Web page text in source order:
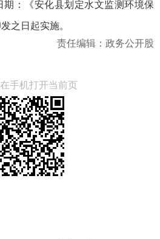
：《安化县划定水文监测环境保
之日起实施。
责任编辑：政务公开股
手机打开当前页